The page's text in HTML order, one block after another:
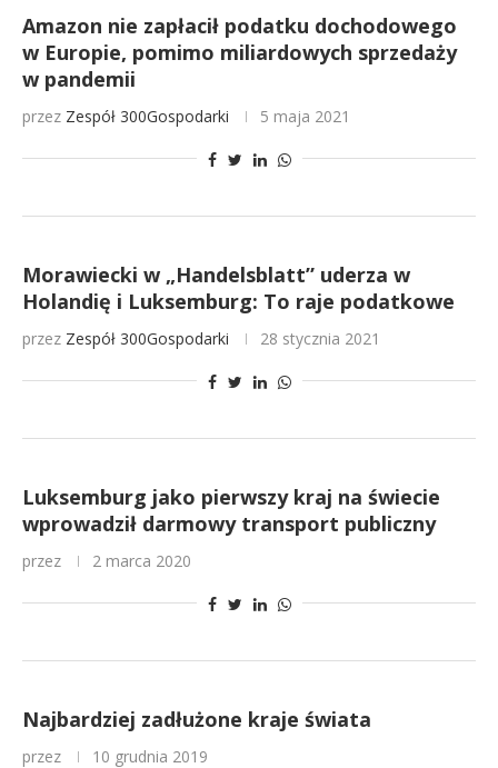
Amazon nie zapłacił podatku dochodowego
w Europie, pomimo miliardowych sprzedaży
w pandemii
przez Zespół 300Gospodarki 5 maja 2021
Morawiecki w „Handelsblatt” uderza w
Holandię i Luksemburg: To raje podatkowe
przez Zespół 300Gospodarki 28 stycznia 2021
Luksemburg jako pierwszy kraj na świecie
wprowadził darmowy transport publiczny
przez 2 marca 2020
Najbardziej zadłużone kraje świata
przez 10 grudnia 2019